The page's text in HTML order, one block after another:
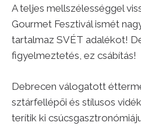
A teljes mellszélességgel
Gourmet Fesztivál ismét
tartalmaz SVÉT adalékot!
figyelmeztetés, ez csábítás!
Debrecen válogatott
sztárfellépői és stílusos
terítik ki